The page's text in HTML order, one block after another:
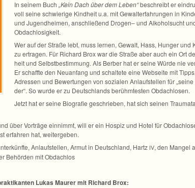
In sei­nem Buch „Kein Dach über dem Leben“beschreibt er
voll seine schwie­rige Kind­heit u.a. mit Gewalt­er­fah­run­gen in
und Jugend­hei­men, anschlie­ßend Dro­gen– und Alko­hol­sucht
Obdachlosigkeit.
Wer auf der Straße lebt, muss ler­nen, Gewalt, Hass, Hun­ger und
zu ertra­gen. Für Richard Brox war die Straße aber auch ein Ort
heit und Selbst­be­stim­mung. Als Ber­ber hat er seine Würde nie
Er schaffte den Neu­an­fang und schal­tete eine Web­seite mit Tipps,
Adres­sen und Bewer­tun­gen von sozia­len Anlauf­stel­len für
der“. So wurde er zu Deutsch­lands berühm­tes­ten Obdachlosen.
Jetzt hat er seine Bio­gra­fie geschrie­ben, hat sich sei­nen
über Vor­träge ein­nimmt, will er ein Hos­piz und Hotel für
erfah­ren hat, weitergeben.
Anlauf­stel­len, Armut in Deutsch­land, Hartz IV, den Man­gel
Behör­den mit Obdachlos
Lukas Mau­rer mit Richard Brox: